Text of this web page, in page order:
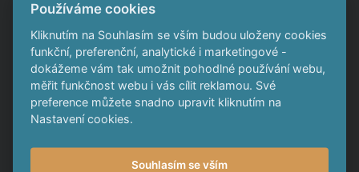
Zadejte částku, kterou chcete zhodnotit
Roční úrok
Své finance byste za 4 roky zhodnotili o
Používáme cookies
Kliknutím na Souhlasím se vším budou uloženy cookies
funkční, preferenční, analytické i marketingové -
dokážeme vám tak umožnit pohodlné používání webu,
měřit funkčnost webu i vás cílit reklamou. Své
preference můžete snadno upravit kliknutím na
Nastavení cookies.
Souhlasím se vším